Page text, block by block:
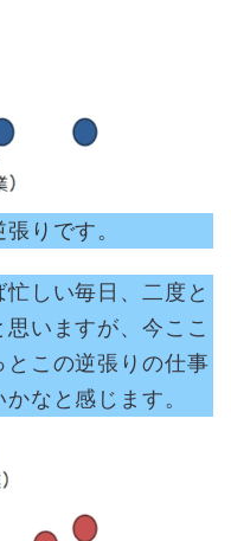
りです。
しい毎日、二度と
いますが、今ここ
この逆張りの仕事
なと感じます。